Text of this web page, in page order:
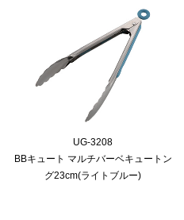
UG-3208
BBキュート マルチバーベキュートン
グ23cm(ライトブルー)